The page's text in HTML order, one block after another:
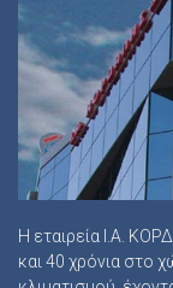
Η εταιρεία Ι.Α.
και 40 χρόνια στο